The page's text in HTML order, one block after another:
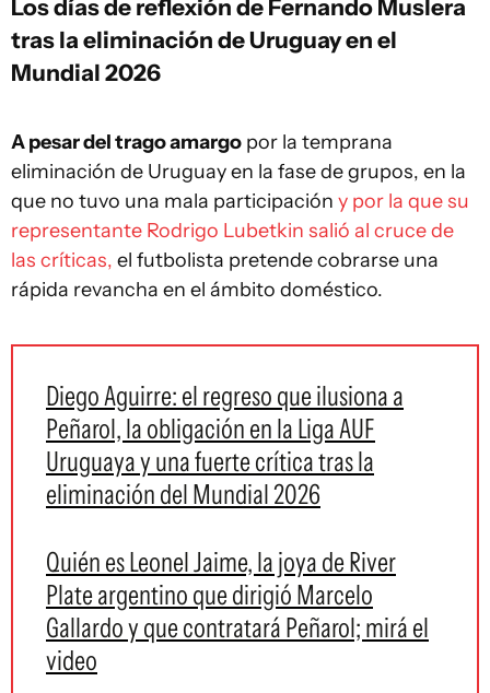
Los días de reflexión de Fernando Muslera
tras la eliminación de Uruguay en el
Mundial 2026
A pesar del trago amargo por la temprana
eliminación de Uruguay en la fase de grupos, en la
que no tuvo una mala participación y por la que su
representante Rodrigo Lubetkin salió al cruce de
las críticas, el futbolista pretende cobrarse una
rápida revancha en el ámbito doméstico.
Diego Aguirre: el regreso que ilusiona a
Peñarol, la obligación en la Liga AUF
Uruguaya y una fuerte crítica tras la
eliminación del Mundial 2026
Quién es Leonel Jaime, la joya de River
Plate argentino que dirigió Marcelo
Gallardo y que contratará Peñarol; mirá el
video